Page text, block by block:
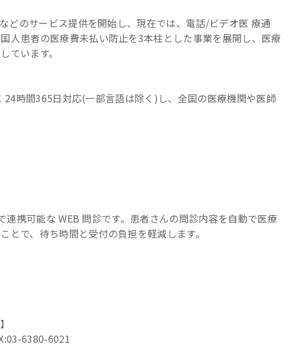
どのサービス提供を開始し、現在では、電話/ビデオ医 療通
人患者の医療費未払い防止を3本柱とした事業を展開し、医療
ています。
時間365日対応(一部言語は除く)し、全国の医療機関や医師
携可能な WEB 問診です。患者さんの問診内容を自動で医療
で、待ち時間と受付の負担を軽減します。
6380-6021